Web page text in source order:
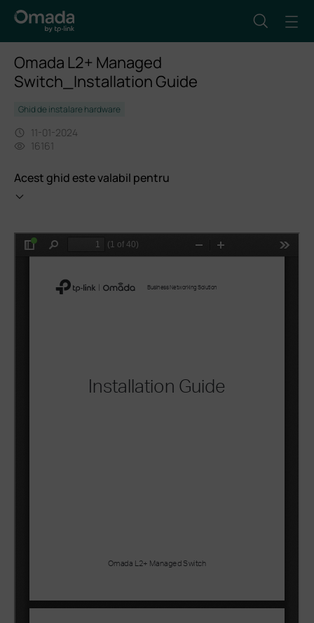
Omada L2+ Managed
Switch_Installation Guide
Ghid de instalare hardware
11-01-2024
16161
Acest ghid este valabil pentru